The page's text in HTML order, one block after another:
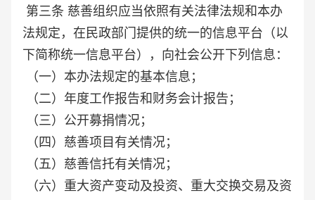
第三条 慈善组织应当依照有关法律法规和本办
法规定，在民政部门提供的统一的信息平台（以
下简称统一信息平台），向社会公开下列信息：
（一）本办法规定的基本信息；
（二）年度工作报告和财务会计报告；
（三）公开募捐情况；
（四）慈善项目有关情况；
（五）慈善信托有关情况；
（六）重大资产变动及投资、重大交换交易及资